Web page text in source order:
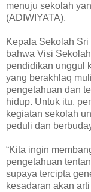
menuju sekolah
(ADIWIYATA).
Kepala Sekolah
bahwa Visi
pendidikan unggul
yang berakhlaq
pengetahuan dan
hidup. Untuk itu,
kegiatan sekolah
peduli dan
“Kita ingin
pengetahuan
supaya tercipta
kesadaran akan